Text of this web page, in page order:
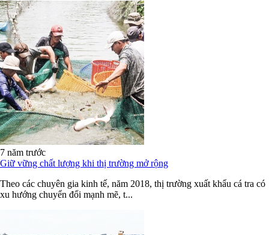
7 năm trước
Giữ vững chất lượng khi thị trường mở rộng
Theo các chuyên gia kinh tế, năm 2018, thị trường xuất khẩu cá tra có
xu hướng chuyển đổi mạnh mẽ, t...